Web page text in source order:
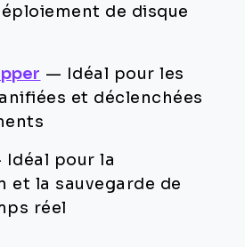
de disque
—
Idéal pour les
et déclenchées
Idéal pour la
et la sauvegarde de
réel